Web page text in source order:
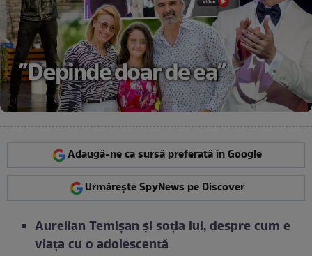
Adaugă-ne ca sursă preferată în Google
Urmărește SpyNews pe Discover
Aurelian Temișan și soția lui, despre cum e
viața cu o adolescentă